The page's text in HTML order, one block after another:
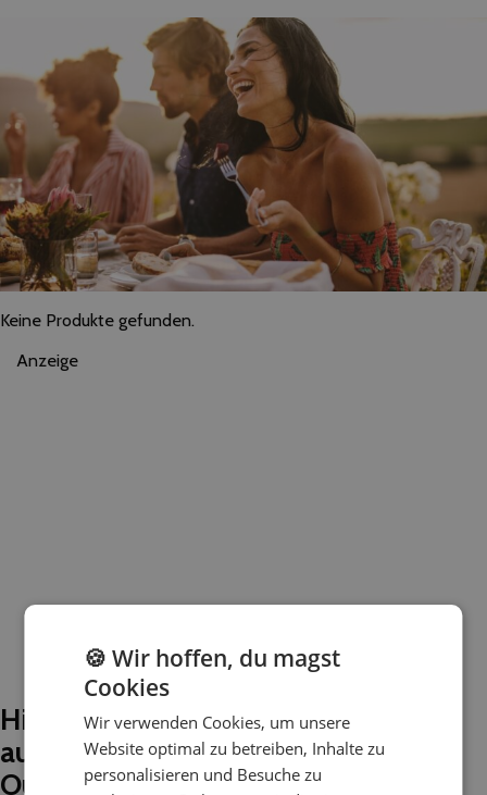
Keine Produkte gefunden.
Anzeige
Hier kommen noch drei
außergewöhnliche Ideen für
Outdoorevents für Actionfans
🍪 Wir hoffen, du magst
Cookies
Wir verwenden Cookies, um unsere
Website optimal zu betreiben, Inhalte zu
personalisieren und Besuche zu